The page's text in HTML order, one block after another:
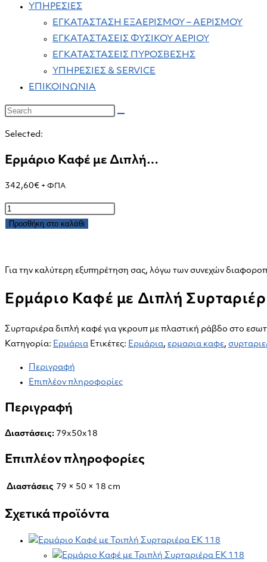
ΥΠΗΡΕΣΙΕΣ
ΕΓΚΑΤΑΣΤΑΣΗ ΕΞΑΕΡΙΣΜΟΥ – ΑΕΡΙΣΜΟΥ
ΕΓΚΑΤΑΣΤΑΣΕΙΣ ΦΥΣΙΚΟΥ ΑΕΡΙΟΥ
ΕΓΚΑΤΑΣΤΑΣΕΙΣ ΠΥΡΟΣΒΕΣΗΣ
ΥΠΗΡΕΣΙΕΣ & SERVICE
ΕΠΙΚΟΙΝΩΝΙΑ
Selected:
Ερμάριο Καφέ με Διπλή…
342,60€ + ΦΠΑ
Ερμάριο
Καφέ
Συρταριέρα
79
Προσθήκη στο καλάθι
Για την καλύτερη εξυπηρέτηση σας, λόγω των συνεχών
Ερμάριο Καφέ με Διπλή
Συρταριέρα διπλή καφέ για γκρουπ με πλαστική ράβδο στο
Κατηγορία: Ερμάρια Ετικέτες: Ερμάρια, ερμαρια καφε,
Περιγραφή
Επιπλέον πληροφορίες
Περιγραφή
Διαστάσεις: 79x50x18
Επιπλέον πληροφορίες
Διαστάσεις 79 × 50 × 18 cm
Σχετικά προϊόντα